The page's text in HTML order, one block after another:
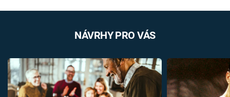
NÁVRHY PRO VÁS